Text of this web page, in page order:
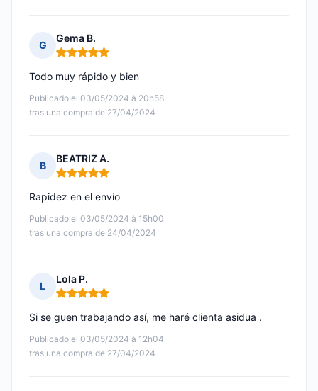
G
Gema B.
Nota: 5 de 5
Publicado el 03/05/2024 à 20h58
tras una compra de 27/04/2024
Todo muy rápido y bien
B
BEATRIZ A.
Nota: 5 de 5
Publicado el 03/05/2024 à 15h00
tras una compra de 24/04/2024
Rapidez en el envío
L
Lola P.
Nota: 5 de 5
Publicado el 03/05/2024 à 12h04
tras una compra de 27/04/2024
Si se guen trabajando así, me haré clienta asidua .